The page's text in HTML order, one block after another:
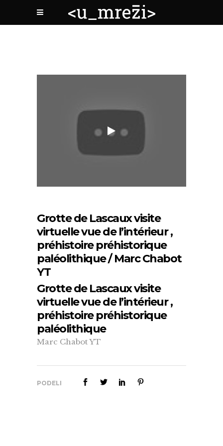
Grotte de Lascaux visite
virtuelle vue de l’intérieur ,
préhistoire préhistorique
paléolithique / Marc Chabot
YT
Grotte de Lascaux visite
virtuelle vue de l’intérieur ,
préhistoire préhistorique
paléolithique
Marc Chabot YT
PODELI